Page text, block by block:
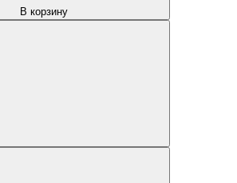
В корзину